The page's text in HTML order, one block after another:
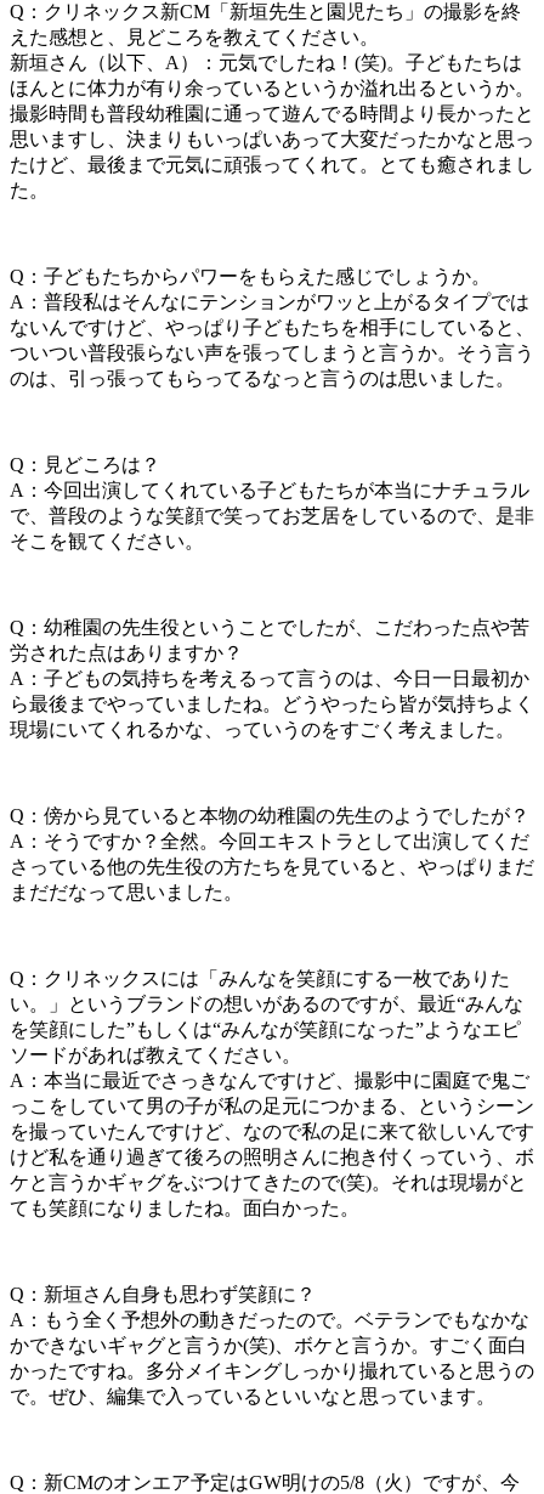
Q：クリネックス新CM「新垣先生と園児たち」の撮影を終
えた感想と、見どころを教えてください。
新垣さん（以下、A）：元気でしたね！(笑)。子どもたちは
ほんとに体力が有り余っているというか溢れ出るというか。
撮影時間も普段幼稚園に通って遊んでる時間より長かったと
思いますし、決まりもいっぱいあって大変だったかなと思っ
たけど、最後まで元気に頑張ってくれて。とても癒されまし
た。
Q：子どもたちからパワーをもらえた感じでしょうか。
A：普段私はそんなにテンションがワッと上がるタイプでは
ないんですけど、やっぱり子どもたちを相手にしていると、
ついつい普段張らない声を張ってしまうと言うか。そう言う
のは、引っ張ってもらってるなっと言うのは思いました。
Q：見どころは？
A：今回出演してくれている子どもたちが本当にナチュラル
で、普段のような笑顔で笑ってお芝居をしているので、是非
そこを観てください。
Q：幼稚園の先生役ということでしたが、こだわった点や苦
労された点はありますか？
A：子どもの気持ちを考えるって言うのは、今日一日最初か
ら最後までやっていましたね。どうやったら皆が気持ちよく
現場にいてくれるかな、っていうのをすごく考えました。
Q：傍から見ていると本物の幼稚園の先生のようでしたが？
A：そうですか？全然。今回エキストラとして出演してくだ
さっている他の先生役の方たちを見ていると、やっぱりまだ
まだだなって思いました。
Q：クリネックスには「みんなを笑顔にする一枚でありた
い。」というブランドの想いがあるのですが、最近“みんな
を笑顔にした”もしくは“みんなが笑顔になった”ようなエピ
ソードがあれば教えてください。
A：本当に最近でさっきなんですけど、撮影中に園庭で鬼ご
っこをしていて男の子が私の足元につかまる、というシーン
を撮っていたんですけど、なので私の足に来て欲しいんです
けど私を通り過ぎて後ろの照明さんに抱き付くっていう、ボ
ケと言うかギャグをぶつけてきたので(笑)。それは現場がと
ても笑顔になりましたね。面白かった。
Q：新垣さん自身も思わず笑顔に？
A：もう全く予想外の動きだったので。ベテランでもなかな
かできないギャグと言うか(笑)、ボケと言うか。すごく面白
かったですね。多分メイキングしっかり撮れていると思うの
で。ぜひ、編集で入っているといいなと思っています。
Q：新CMのオンエア予定はGW明けの5/8（火）ですが、今